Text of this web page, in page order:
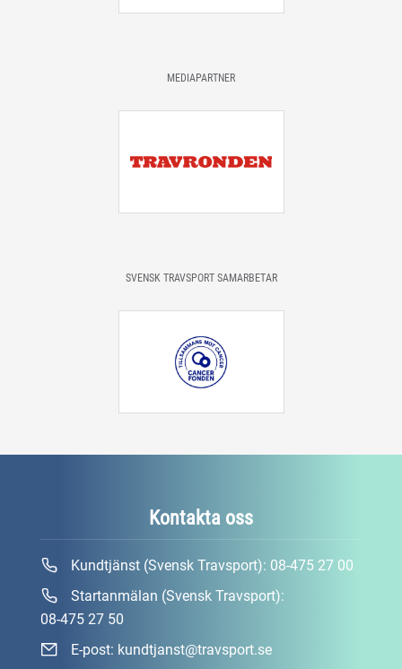
MEDIAPARTNER
SVENSK TRAVSPORT SAMARBETAR
Kontakta oss
Kundtjänst (Svensk Travsport): 08-475 27 00
Startanmälan (Svensk Travsport):
08-475 27 50
E-post: kundtjanst@travsport.se